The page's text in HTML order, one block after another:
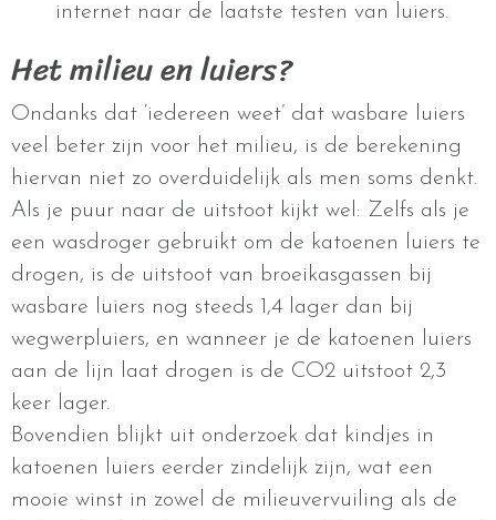
internet naar de laatste testen van luiers.
Het milieu en luiers?
Ondanks dat ‘iedereen weet’ dat wasbare luiers
veel beter zijn voor het milieu, is de berekening
hiervan niet zo overduidelijk als men soms denkt.
Als je puur naar de uitstoot kijkt wel: Zelfs als je
een wasdroger gebruikt om de katoenen luiers te
drogen, is de uitstoot van broeikasgassen bij
wasbare luiers nog steeds 1,4 lager dan bij
wegwerpluiers, en wanneer je de katoenen luiers
aan de lijn laat drogen is de CO2 uitstoot 2,3
keer lager.
Bovendien blijkt uit onderzoek dat kindjes in
katoenen luiers eerder zindelijk zijn, wat een
mooie winst in zowel de milieuvervuiling als de